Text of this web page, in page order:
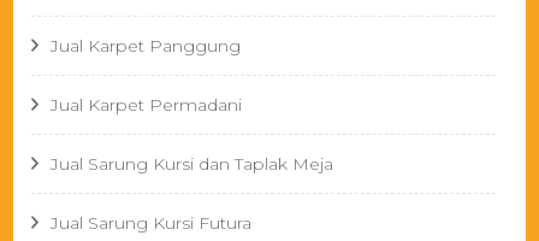
Jual Karpet Panggung
Jual Karpet Permadani
Jual Sarung Kursi dan Taplak Meja
Jual Sarung Kursi Futura